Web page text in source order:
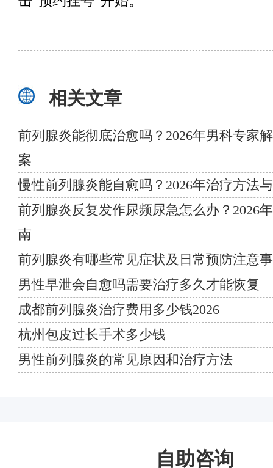
相关文章
前列腺炎能彻底治愈吗？2026年男科专家
案
慢性前列腺炎能自愈吗？2026年治疗方法
前列腺炎反复发作尿频尿急怎么办？2026
南
前列腺炎有哪些常见症状及日常预防注意
男性早泄会自愈吗需要治疗多久才能恢复
成都前列腺炎治疗费用多少钱2026
杭州包皮过长手术多少钱
男性前列腺炎的常见原因和治疗方法
自助咨询